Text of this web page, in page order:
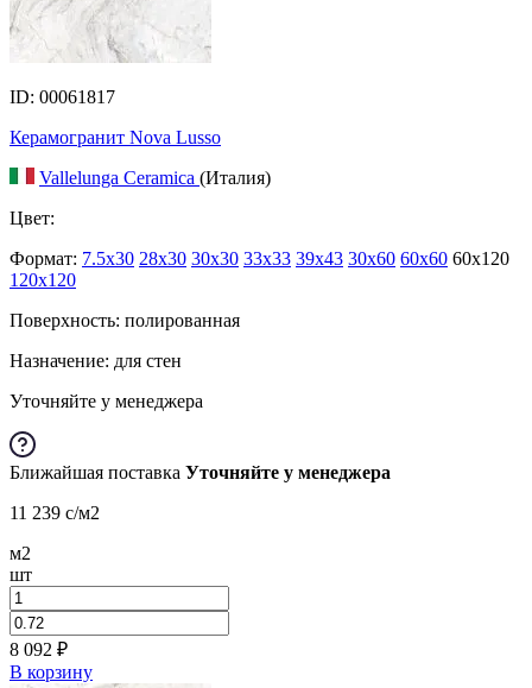
ID: 00061817
Керамогранит Nova Lusso
Vallelunga Ceramica (Италия)
Цвет:
Формат: 7.5x30 28x30 30x30 33x33 39x43 30x60 60x60 60x120
120x120
Поверхность: полированная
Назначение: для стен
Уточняйте у менеджера
Ближайшая поставка Уточняйте у менеджера
11 239 c/м2
м2
шт
8 092 ₽
В корзину